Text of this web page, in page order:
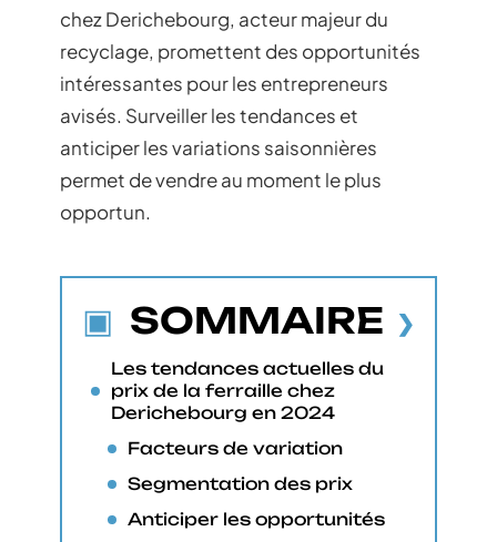
chez Derichebourg, acteur majeur du
recyclage, promettent des opportunités
intéressantes pour les entrepreneurs
avisés. Surveiller les tendances et
anticiper les variations saisonnières
permet de vendre au moment le plus
opportun.
SOMMAIRE
Les tendances actuelles du
prix de la ferraille chez
Derichebourg en 2024
Facteurs de variation
Segmentation des prix
Anticiper les opportunités